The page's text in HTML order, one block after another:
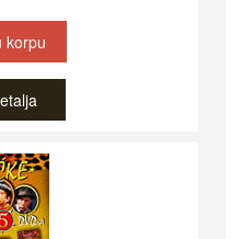
korpu